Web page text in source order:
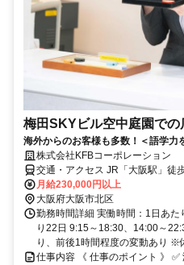
梅田SKYビル空中庭園での
海外からのお客様も多数！＜語学力
株式会社KFBコーポレーション
交通・アクセス JR「大阪駅」徒
月給230,000円以上
大阪府大阪市北区
勤務時間詳細 実働時間：1日あ
り22日 9:15～18:30、14:00～
り、前後1時間程度の変動あり ※
仕事内容 《 仕事のポイント 》